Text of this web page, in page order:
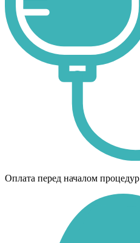
Оплата перед началом процедур